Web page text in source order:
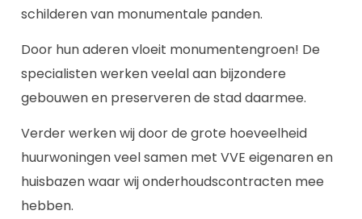
schilderen van monumentale panden.
Door hun aderen vloeit monumentengroen! De
specialisten werken veelal aan bijzondere
gebouwen en preserveren de stad daarmee.
Verder werken wij door de grote hoeveelheid
huurwoningen veel samen met VVE eigenaren en
huisbazen waar wij onderhoudscontracten mee
hebben.